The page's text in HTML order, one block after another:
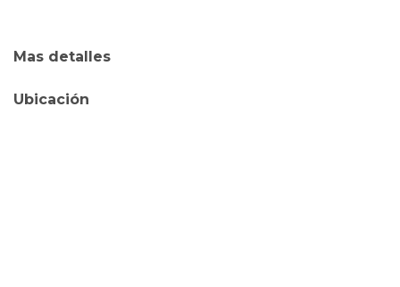
Mas detalles
Ubicación